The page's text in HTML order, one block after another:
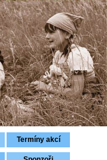
Přihlášení
Termíny akcí